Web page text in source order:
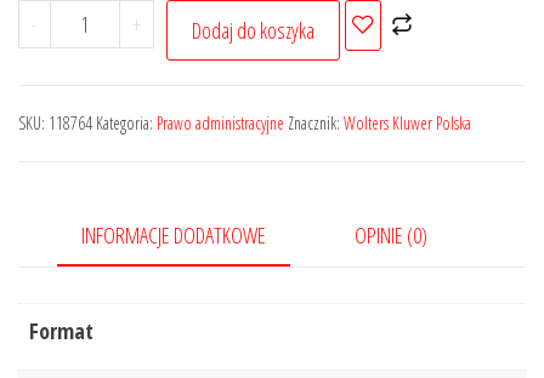
-
ilość
Orzecznictwo
Polskich
+ Dodaj do koszyka
SKU: 118764 Kategoria: Prawo administracyjne Znacznik: Wolters Kluwer Polska
INFORMACJE DODATKOWE OPINIE (0)
Format